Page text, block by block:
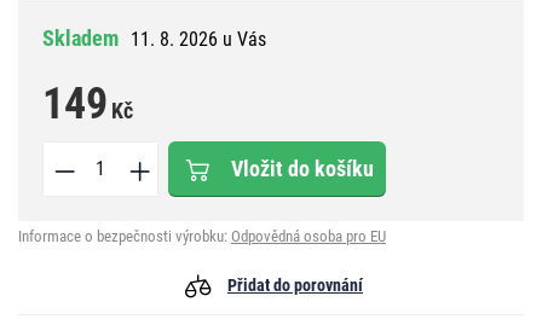
Skladem 11. 8. 2026 u Vás
149 Kč
Vložit do košíku
Informace o bezpečnosti výrobku: Odpovědná osoba pro EU
Přidat do porovnání